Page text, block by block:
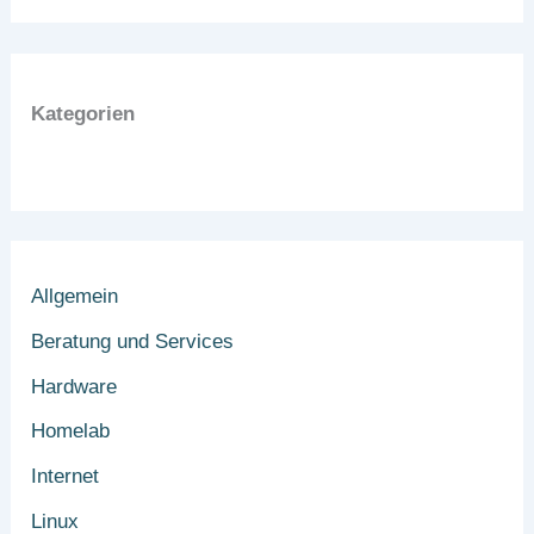
Kategorien
Allgemein
Beratung und Services
Hardware
Homelab
Internet
Linux